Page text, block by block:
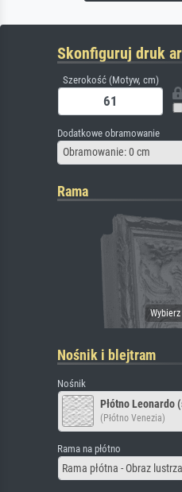
Skonfiguruj druk
Szerokość (Motyw, cm)
Dodatkowe obramowanie
Obramowanie: 0 cm
Rama
Nośnik i blejtram
Nośnik
Płótno Leonardo
(Płótno Venezia)
Rama na płótno
Rama płótna - Obraz